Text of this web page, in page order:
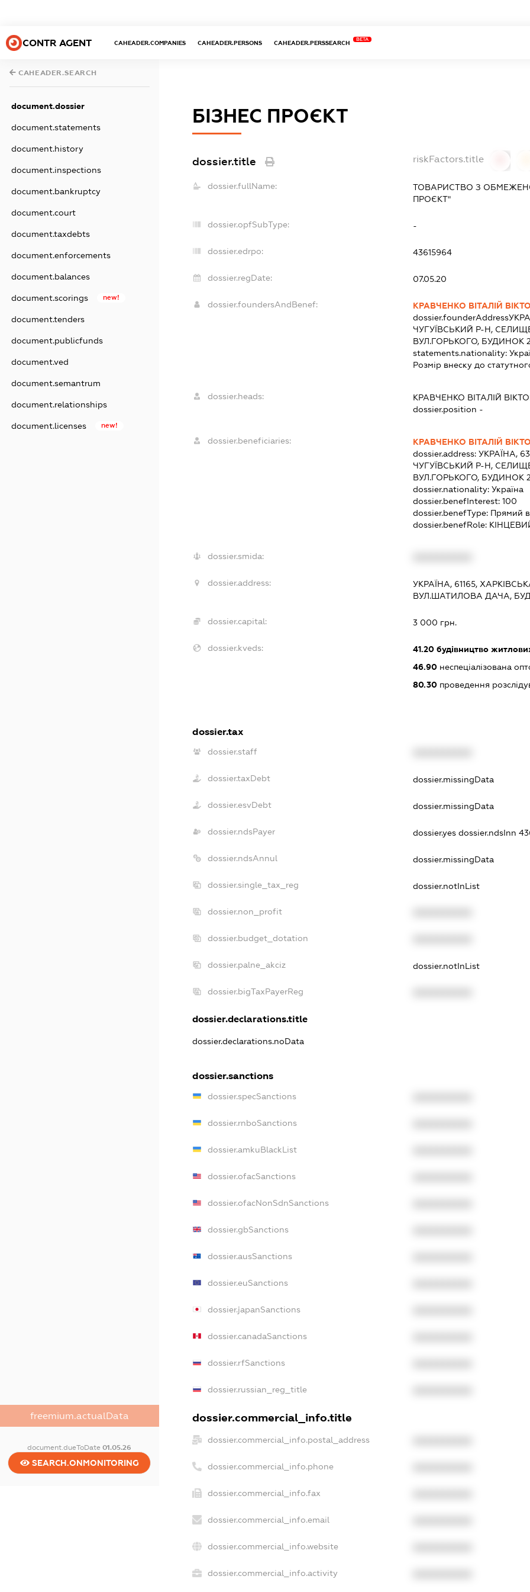
CONTR AGENT CAHEADER.COMPANIES CAHEADER.PERSONS CAHEADER.PERSSEARCH
BETA
CAHEADER.SEARCH
document.dossier
document.statements
document.history
document.inspections
document.bankruptcy
document.court
document.taxdebts
document.enforcements
document.balances
document.scorings new!
document.tenders
document.publicfunds
document.ved
document.semantrum
document.relationships
document.licenses new!
freemium.actualData
document.dueToDate01.05.26
SEARCH.ONMONITORING
БІЗНЕС ПРОЄКТ
dossier.title riskFactors.title
dossier.fullName:
ТОВАРИСТВО З
ПРОЄКТ"
dossier.opfSubType: -
dossier.edrpo: 43615964
dossier.regDate: 07.05.20
dossier.foundersAndBenef:
КРАВЧЕНКО ВІТАЛІЙ
dossier.founderAddress
ЧУГУЇВСЬКИЙ Р-Н,
ВУЛ.ГОРЬКОГО, БУДИНОК
statements.nationality:
Розмір внеску до
dossier.heads: КРАВЧЕНКО ВІТАЛІЙ
dossier.position -
dossier.beneficiaries:
КРАВЧЕНКО ВІТАЛІЙ
dossier.address: УКРАЇНА,
ЧУГУЇВСЬКИЙ Р-Н,
ВУЛ.ГОРЬКОГО, БУДИНОК
dossier.nationality: Україна
dossier.benefInterest: 100
dossier.benefType: Прямий
dossier.benefRole:
dossier.smida:
dossier.address:
УКРАЇНА, 61165,
ВУЛ.ШАТИЛОВА ДАЧА,
dossier.capital: 3 000 грн.
dossier.kveds: 41.20будівництво
46.90неспеціалізована
80.30проведення
dossier.tax
dossier.staff
dossier.taxDebt dossier.missingData
dossier.esvDebt dossier.missingData
dossier.ndsPayer dossier.yes dossier.ndsInn
dossier.ndsAnnul dossier.missingData
dossier.single_tax_reg dossier.notInList
dossier.non_profit
dossier.budget_dotation
dossier.palne_akciz dossier.notInList
dossier.bigTaxPayerReg
dossier.declarations.title
dossier.declarations.noData
dossier.sanctions
dossier.specSanctions
dossier.rnboSanctions
dossier.amkuBlackList
dossier.ofacSanctions
dossier.ofacNonSdnSanctions
dossier.gbSanctions
dossier.ausSanctions
dossier.euSanctions
dossier.japanSanctions
dossier.canadaSanctions
dossier.rfSanctions
dossier.russian_reg_title
dossier.commercial_info.title
dossier.commercial_info.postal_address
dossier.commercial_info.phone
dossier.commercial_info.fax
dossier.commercial_info.email
dossier.commercial_info.website
dossier.commercial_info.activity